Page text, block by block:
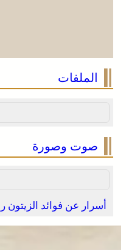
الملفات
صوت وصورة
أسرار عن فوائد الزيتون